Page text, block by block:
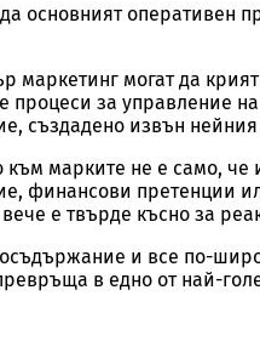
основният оперативен
маркетинг могат да
процеси за управление
създадено извън
към марките не е само,
финансови претенции
е твърде късно за
и все по-
в едно от най-